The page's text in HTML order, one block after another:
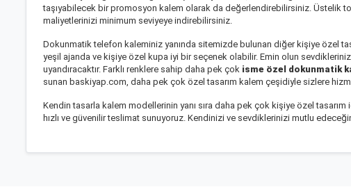
taşıyabilecek bir promosyon kalem olarak da değerlendirebilirsiniz. Üstelik
maliyetlerinizi minimum seviyeye indirebilirsiniz.
Dokunmatik telefon kaleminiz yanında sitemizde bulunan diğer kişiye özel
yeşil ajanda ve kişiye özel kupa iyi bir seçenek olabilir. Emin olun
uyandıracaktır. Farklı renklere sahip daha pek çok isme özel dokunmatik
sunan baskiyap.com, daha pek çok özel tasarım kalem çeşidiyle sizlere
Kendin tasarla kalem modellerinin yanı sıra daha pek çok kişiye özel
hızlı ve güvenilir teslimat sunuyoruz. Kendinizi ve sevdiklerinizi mutlu